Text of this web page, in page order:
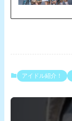
アイドル紹介！